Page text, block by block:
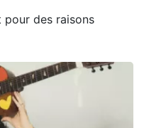
pour des raisons